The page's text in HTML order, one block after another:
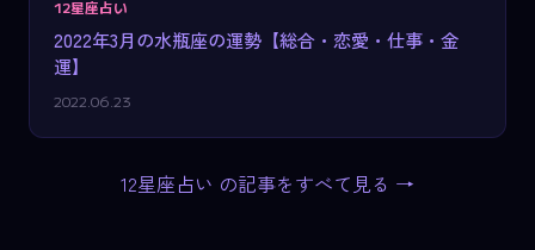
12星座占い
2022年3月の水瓶座の運勢【総合・恋愛・仕事・金
運】
2022.06.23
12星座占い の記事をすべて見る →